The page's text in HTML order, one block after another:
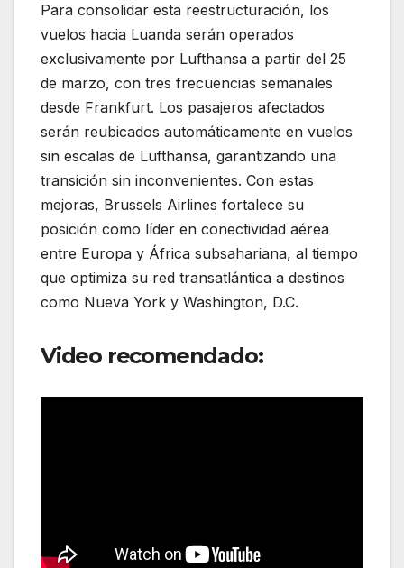
Para consolidar esta reestructuración, los
vuelos hacia Luanda serán operados
exclusivamente por Lufthansa a partir del 25
de marzo, con tres frecuencias semanales
desde Frankfurt. Los pasajeros afectados
serán reubicados automáticamente en vuelos
sin escalas de Lufthansa, garantizando una
transición sin inconvenientes. Con estas
mejoras, Brussels Airlines fortalece su
posición como líder en conectividad aérea
entre Europa y África subsahariana, al tiempo
que optimiza su red transatlántica a destinos
como Nueva York y Washington, D.C.
Video recomendado: